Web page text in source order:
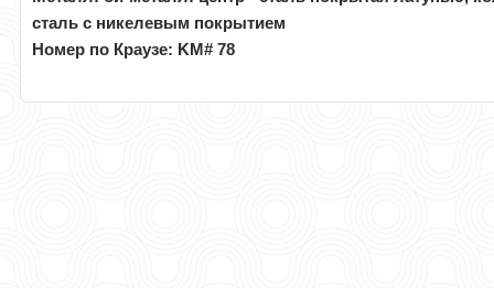
сталь с никелевым покрытием
Номер по Краузе: KM# 78